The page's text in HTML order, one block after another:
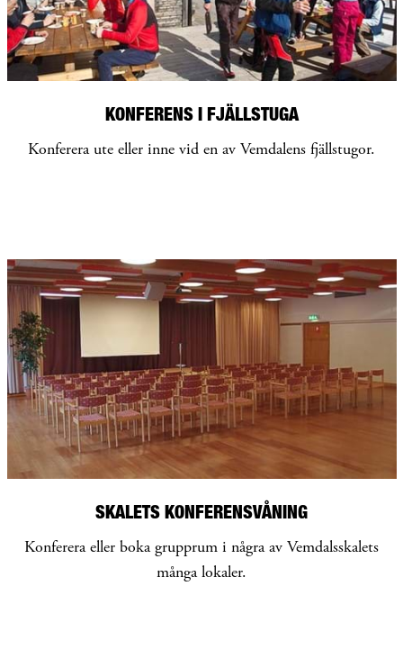
KONFERENS I FJÄLLSTUGA
Konferera ute eller inne vid en av Vemdalens fjällstugor.
SKALETS KONFERENSVÅNING
Konferera eller boka grupprum i några av Vemdalsskalets
många lokaler.